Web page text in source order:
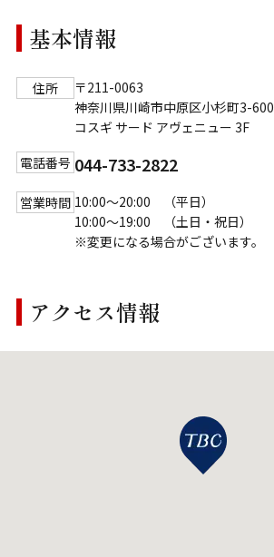
基本情報
住所
〒211-0063
神奈川県川崎市中原区小杉町3-600
コスギ サード アヴェニュー 3F
電話番号 044-733-2822
営業時間 10:00～20:00 （平日）
10:00～19:00 （土日・祝日）
※変更になる場合がございます。
アクセス情報